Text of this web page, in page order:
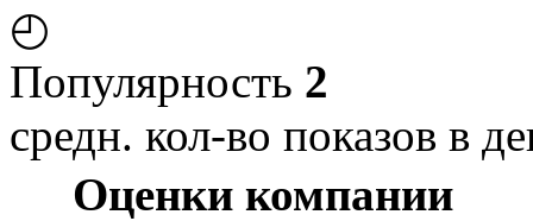
◴
Популярность 2
средн. кол-во показов в
Оценки компании